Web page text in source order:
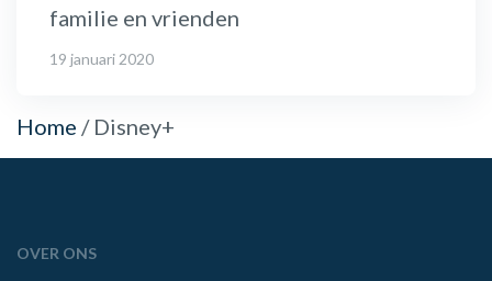
familie en vrienden
19 januari 2020
Home / Disney+
OVER ONS